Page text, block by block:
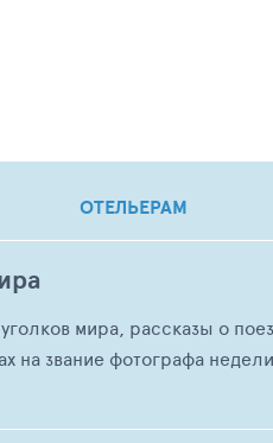
ОТЕЛЬЕРАМ
мира, рассказы о
на звание фотографа